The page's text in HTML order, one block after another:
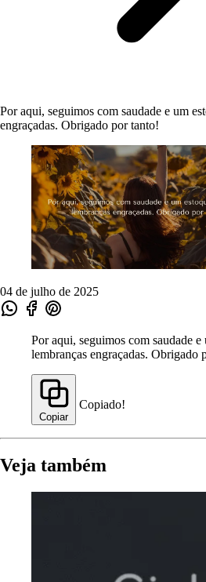
Por aqui, seguimos com saudade e um
engraçadas. Obrigado por tanto!
04 de julho de 2025
Por aqui, seguimos com saudade
lembranças engraçadas. Obrigado
Copiar
Copiado!
Veja também